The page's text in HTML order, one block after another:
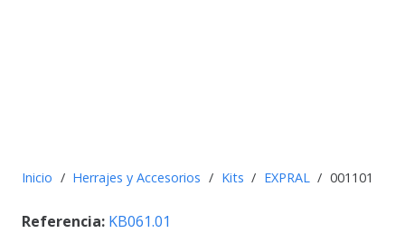
Inicio / Herrajes y Accesorios / Kits / EXPRAL / 001101
Referencia: KB061.01